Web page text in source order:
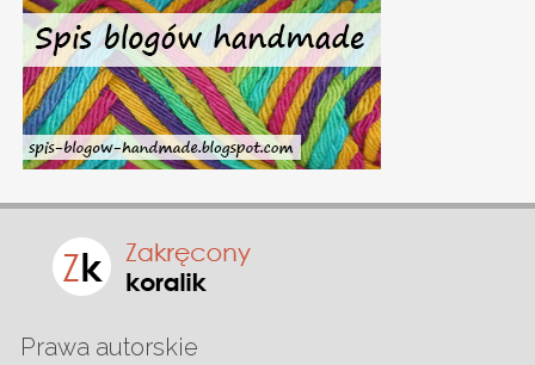
Prawa autorskie